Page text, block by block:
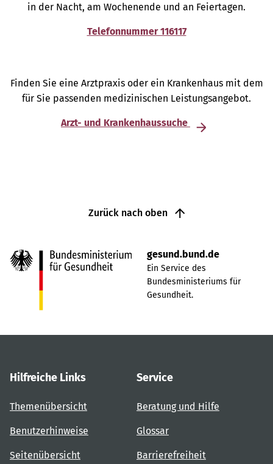
in der Nacht, am Wochenende und an Feiertagen.
Telefonnummer 116117
Finden Sie eine Arztpraxis oder ein Krankenhaus mit dem
für Sie passenden medizinischen Leistungsangebot.
Arzt- und Krankenhaussuche
Zurück nach oben
gesund.bund.de
Ein Service des
Bundesministeriums für
Gesundheit.
Hilfreiche Links
Themenübersicht
Benutzerhinweise
Seitenübersicht
Service
Beratung und Hilfe
Glossar
Barrierefreiheit